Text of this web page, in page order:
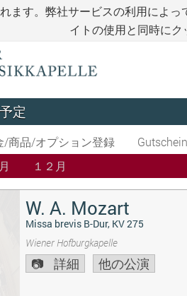
ます。弊社サービスの利用によ
イトの使用と同時にク
定
/商品/オプション登録
１２月
W. A. Mozart
Missa brevis B-Dur, KV 275
Wiener Hofburgkapelle
詳細 他の公演